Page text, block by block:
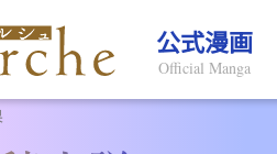
公式漫画
Official Manga